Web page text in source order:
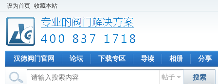
设为首页 收藏本站
汉德阀门官网 论坛 下载专区 导读 相册 分享
帖子 搜索